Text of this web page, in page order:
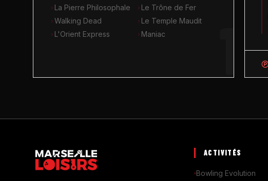
La Pierre Philosophale
Le Trône de Fer
Walking Dead
Le Temple Maudit
L'Orient Express
Maniac
ACTIVITÉS
Bowling Evolution